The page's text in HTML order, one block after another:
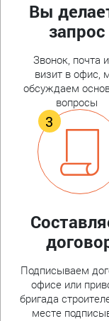
Вы
запрос
Звонок, почта
визит в офис,
обсуждаем
вопросы
Подписываем
офисе или
бригада
месте